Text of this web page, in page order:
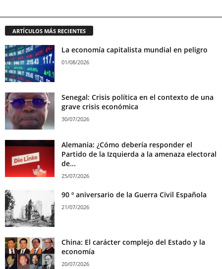
ARTÍCULOS MÁS RECIENTES
La economía capitalista mundial en peligro
01/08/2026
Senegal: Crisis política en el contexto de una
grave crisis económica
30/07/2026
Alemania: ¿Cómo debería responder el
Partido de la Izquierda a la amenaza electoral
de...
25/07/2026
90 º aniversario de la Guerra Civil Española
21/07/2026
China: El carácter complejo del Estado y la
economía
20/07/2026